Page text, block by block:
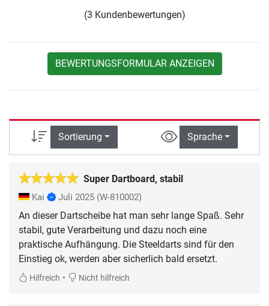
(3 Kundenbewertungen)
BEWERTUNGSFORMULAR ANZEIGEN
Sortierung Sprache
Super Dartboard, stabil
Kai Juli 2025 (W-810002)
An dieser Dartscheibe hat man sehr lange Spaß. Sehr
stabil, gute Verarbeitung und dazu noch eine
praktische Aufhängung. Die Steeldarts sind für den
Einstieg ok, werden aber sicherlich bald ersetzt.
Hilfreich • Nicht hilfreich